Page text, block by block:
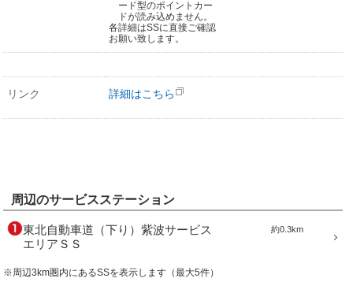
ード型のポイントカー
ドが読み込めません。
各詳細はSSに直接ご確認
お願い致します。
リンク 詳細はこちら
周辺のサービスステーション
約0.3km
東北自動車道（下り）紫波サービス
エリアＳＳ
※周辺3km圏内にあるSSを表示します（最大5件）